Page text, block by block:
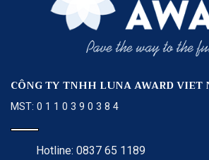
CÔNG TY TNHH LUNA AWARD VIET
MST: 0 1 1 0 3 9 0 3 8 4
Hotline: 0837 65 1189